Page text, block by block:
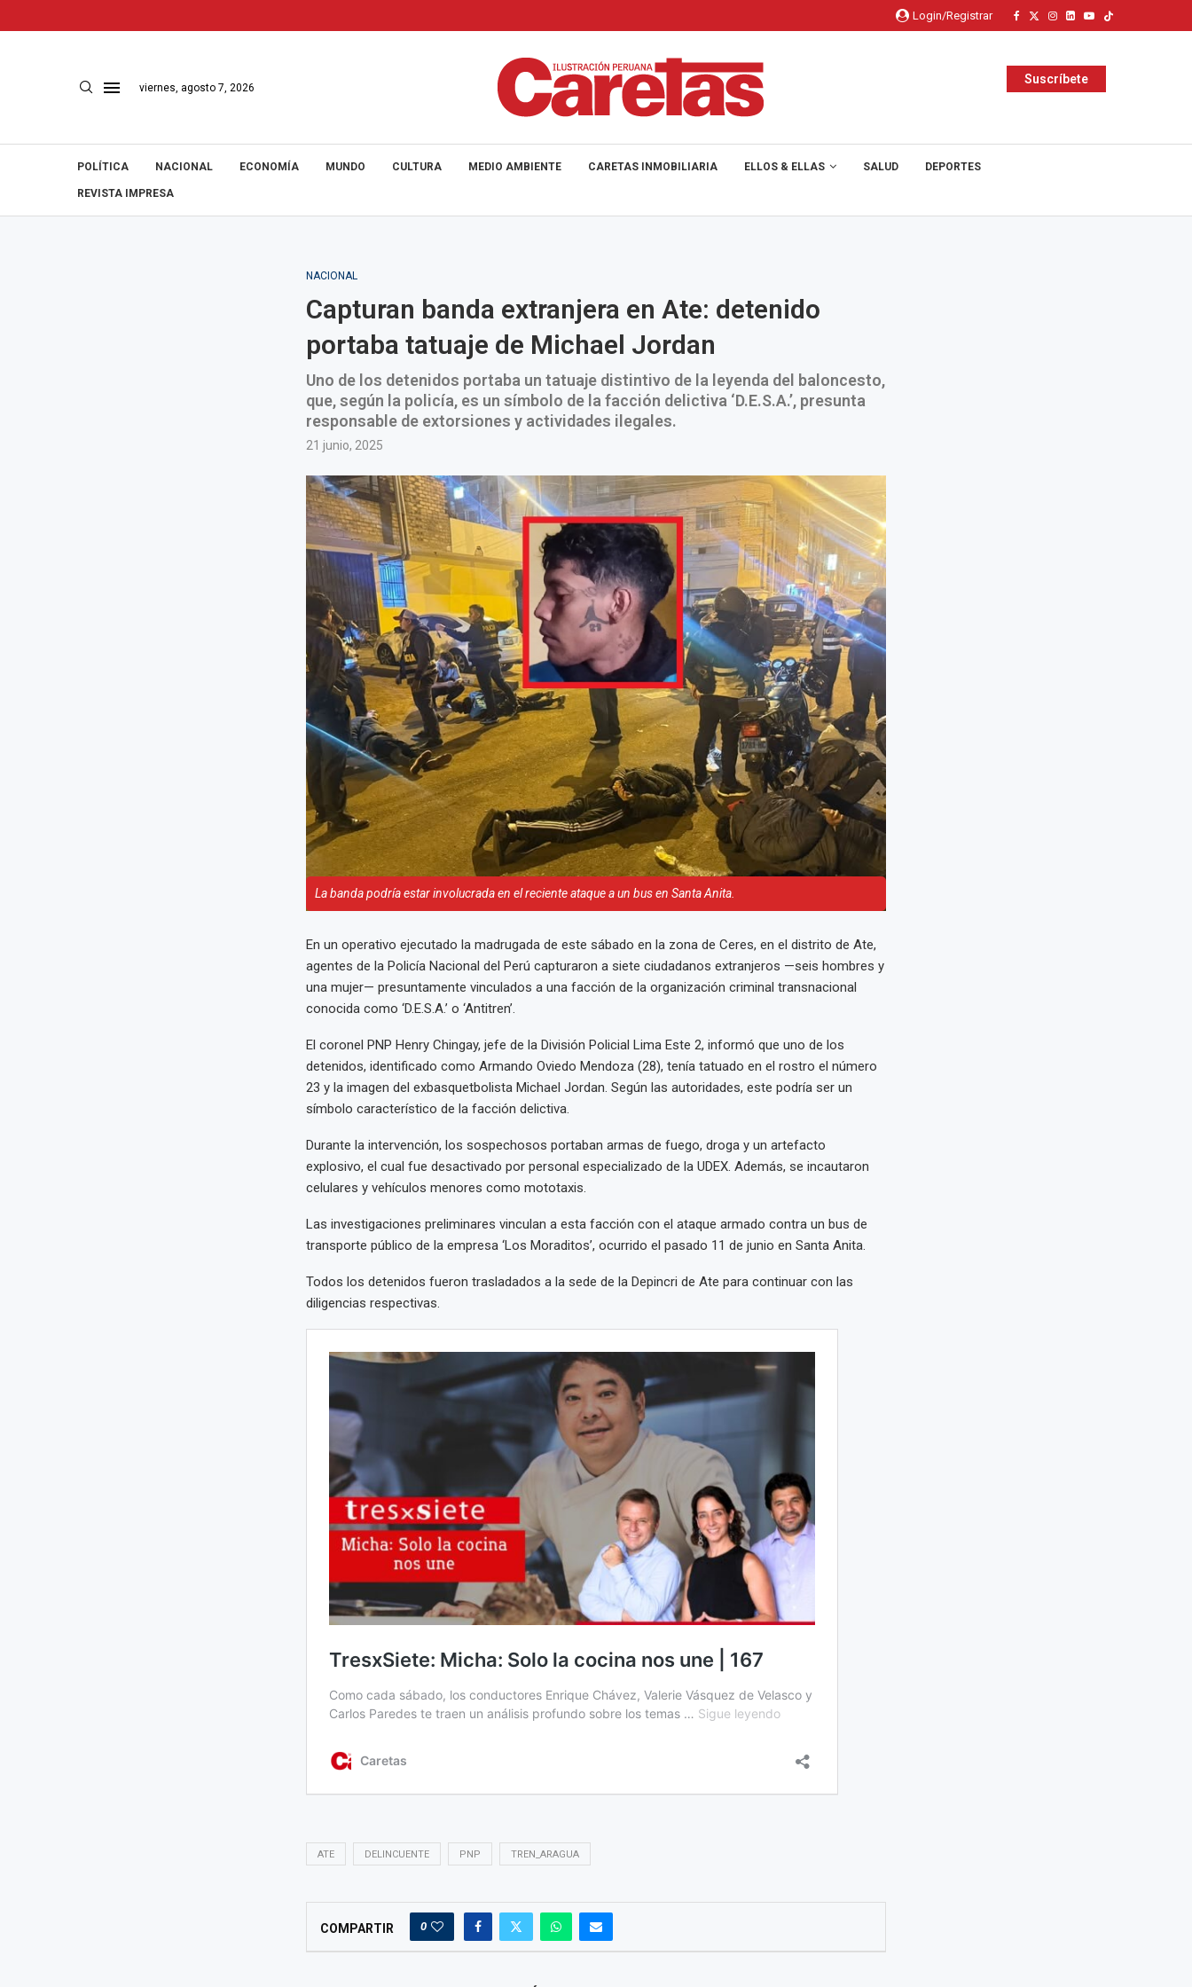
Login/Registrar
viernes, agosto 7, 2026
Suscríbete
POLÍTICA NACIONAL ECONOMÍA MUNDO CULTURA MEDIO AMBIENTE CARETAS INMOBILIARIA ELLOS & ELLAS SALUD DEPORTES
REVISTA IMPRESA
NACIONAL
Capturan banda extranjera en Ate: detenido
portaba tatuaje de Michael Jordan
Uno de los detenidos portaba un tatuaje distintivo de la leyenda del baloncesto,
que, según la policía, es un símbolo de la facción delictiva ‘D.E.S.A.’, presunta
responsable de extorsiones y actividades ilegales.
21 junio, 2025
La banda podría estar involucrada en el reciente ataque a un bus en Santa Anita.
En un operativo ejecutado la madrugada de este sábado en la zona de Ceres, en el distrito de Ate,
agentes de la Policía Nacional del Perú capturaron a siete ciudadanos extranjeros —seis hombres y
una mujer— presuntamente vinculados a una facción de la organización criminal transnacional
conocida como ‘D.E.S.A.’ o ‘Antitren’.
El coronel PNP Henry Chingay, jefe de la División Policial Lima Este 2, informó que uno de los
detenidos, identificado como Armando Oviedo Mendoza (28), tenía tatuado en el rostro el número
23 y la imagen del exbasquetbolista Michael Jordan. Según las autoridades, este podría ser un
símbolo característico de la facción delictiva.
Durante la intervención, los sospechosos portaban armas de fuego, droga y un artefacto
explosivo, el cual fue desactivado por personal especializado de la UDEX. Además, se incautaron
celulares y vehículos menores como mototaxis.
Las investigaciones preliminares vinculan a esta facción con el ataque armado contra un bus de
transporte público de la empresa ‘Los Moraditos’, ocurrido el pasado 11 de junio en Santa Anita.
Todos los detenidos fueron trasladados a la sede de la Depincri de Ate para continuar con las
diligencias respectivas.
ATE DELINCUENTE PNP TREN_ARAGUA
COMPARTIR 0